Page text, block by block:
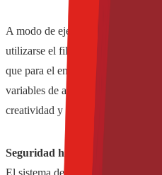
A modo de ejemplo, para el
utilizarse el film perlado, que
que para el envasado de turrones
variables de acabado son
creatividad y el análisis sobre las
Seguridad hasta el consumidor
El sistema de envasado Flow